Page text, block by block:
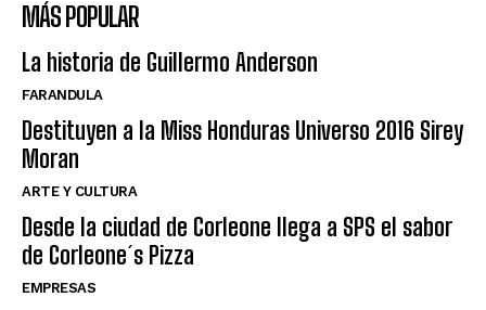
MÁS POPULAR
La historia de Guillermo Anderson
FARANDULA
Destituyen a la Miss Honduras Universo 2016 Sirey
Moran
ARTE Y CULTURA
Desde la ciudad de Corleone llega a SPS el sabor
de Corleone´s Pizza
EMPRESAS